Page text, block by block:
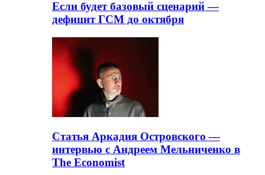
Если будет базовый сценарий —
дефицит ГСМ до октября
Статья Аркадия Островского —
интервью с Андреем Мельниченко в
The Economist